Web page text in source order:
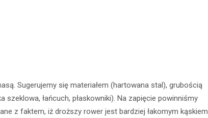
Sugerujemy się materiałem (hartowana stal), grubością
łańcuch, płaskowniki). Na zapięcie powinniśmy
z faktem, iż droższy rower jest bardziej łakomym kąskiem